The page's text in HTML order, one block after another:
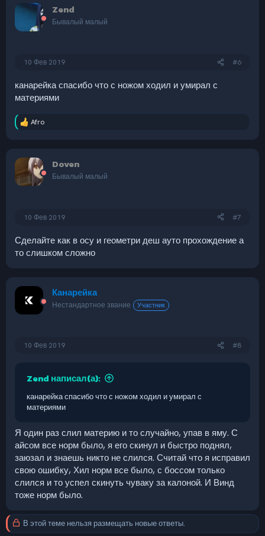
ц
Zend
Бывалый малый
10 Фев 2019 #6
канарейка спасибо что с ножом ходил и умирал с
материями
Р
и
и
Afro
Doven
Бывалый малый
10 Фев 2019 #7
Сделайте как в осу и геометри деш ауто прохождение а
то слишком сложно
Канарейка
Нестандартное звание Участник
10 Фев 2019 #8
Zend написал(а):
канарейка спасибо что с ножом ходил и умирал с
материями
Я один раз слил материю и то случайно, упав в яму. С
айсом все норм было, я его скинул и быстро поднял,
заюзал и знаешь никто не слился. Считай что я исправил
свою ошибку, Хил норм все было, с боссом только
слился и то успел скинуть чуваку за калоной. И Винд
тоже норм было.
В этой теме нельзя размещать новые ответы.